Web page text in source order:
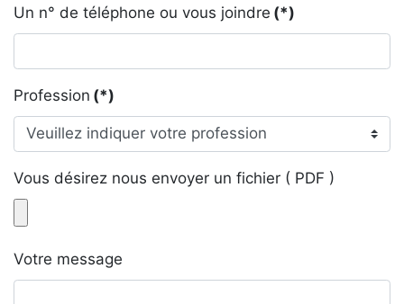
Un n° de téléphone ou vous joindre (*)
Profession (*)
Vous désirez nous envoyer un fichier ( PDF )
Votre message